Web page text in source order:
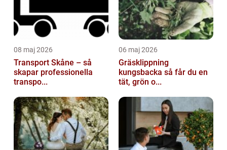
08 maj 2026
Transport Skåne – så
skapar professionella
transpo...
06 maj 2026
Gräsklippning
kungsbacka så får du en
tät, grön o...